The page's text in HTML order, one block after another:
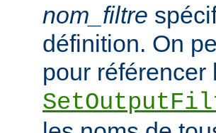
nom_filtre
définition. On
pour